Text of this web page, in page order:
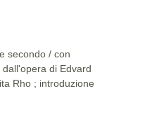
secondo / con
di Edvard
Rho ; introduzione